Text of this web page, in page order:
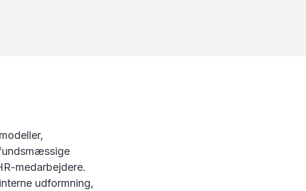
medarbejdere.
udformning,